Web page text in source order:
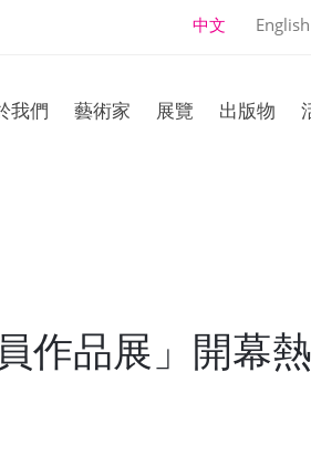
中文 English
我們 藝術家 展覽 出版物
作品展」開幕